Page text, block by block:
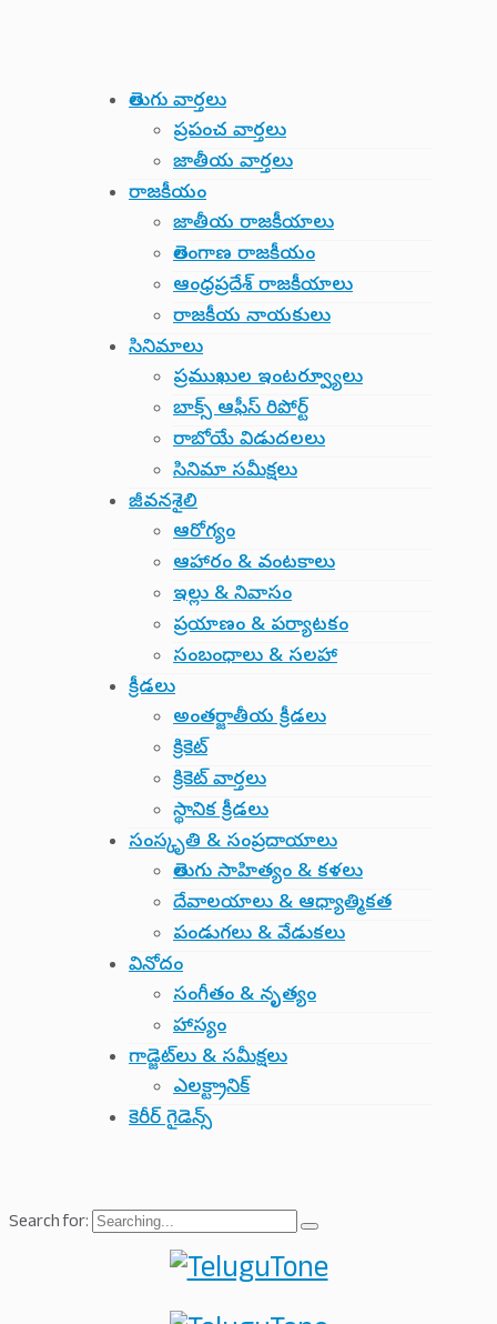
తెలుగు వార్తలు
ప్రపంచ వార్తలు
జాతీయ వార్తలు
రాజకీయం
జాతీయ రాజకీయాలు
తెలంగాణ రాజకీయం
ఆంధ్రప్రదేశ్ రాజకీయాలు
రాజకీయ నాయకులు
సినిమాలు
ప్రముఖుల ఇంటర్వ్యూలు
బాక్స్ ఆఫీస్ రిపోర్ట్
రాబోయే విడుదలలు
సినిమా సమీక్షలు
జీవనశైలి
ఆరోగ్యం
ఆహారం & వంటకాలు
ఇల్లు & నివాసం
ప్రయాణం & పర్యాటకం
సంబంధాలు & సలహా
క్రీడలు
అంతర్జాతీయ క్రీడలు
క్రికెట్
క్రికెట్ వార్తలు
స్థానిక క్రీడలు
సంస్కృతి & సంప్రదాయాలు
తెలుగు సాహిత్యం & కళలు
దేవాలయాలు & ఆధ్యాత్మికత
పండుగలు & వేడుకలు
వినోదం
సంగీతం & నృత్యం
హాస్యం
గాడ్జెట్‌లు & సమీక్షలు
ఎలక్ట్రానిక్
కెరీర్ గైడెన్స్
Search for: